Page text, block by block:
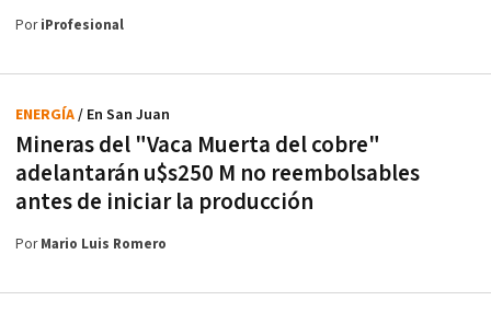
PoriProfesional
Mineras del "Vaca Muerta del cobre"
adelantarán u$s250 M no reembolsables
antes de iniciar la producción
ENERGÍA/ En San Juan
PorMario Luis Romero